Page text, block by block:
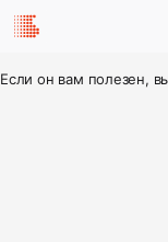
Если он вам полезен,